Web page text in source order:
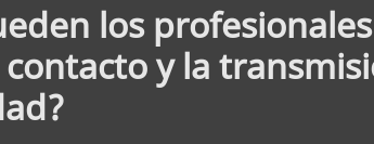
los
y la